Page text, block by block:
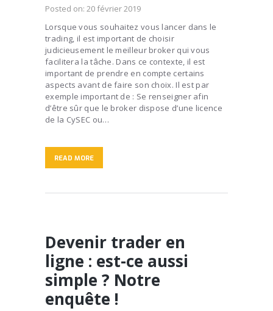
Posted on: 20 février 2019
Lorsque vous souhaitez vous lancer dans le
trading, il est important de choisir
judicieusement le meilleur broker qui vous
facilitera la tâche. Dans ce contexte, il est
important de prendre en compte certains
aspects avant de faire son choix. Il est par
exemple important de : Se renseigner afin
d’être sûr que le broker dispose d’une licence
de la CySEC ou…
READ MORE
Devenir trader en
ligne : est-ce aussi
simple ? Notre
enquête !